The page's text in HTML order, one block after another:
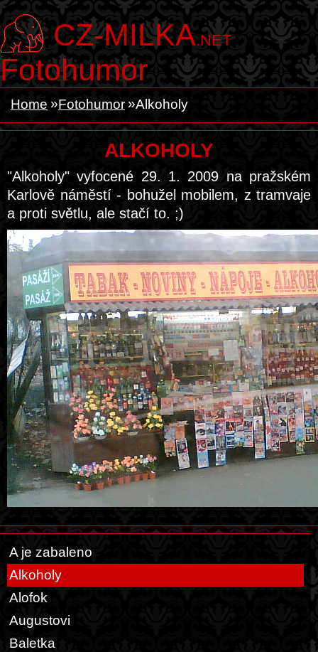
CZ-MILKA.NET
Fotohumor
Home Fotohumor Alkoholy
ALKOHOLY
"Alkoholy" vyfocené 29. 1. 2009 na pražském
Karlově náměstí - bohužel mobilem, z tramvaje
a proti světlu, ale stačí to. ;)
A je zabaleno
Alkoholy
Alofok
Augustovi
Baletka